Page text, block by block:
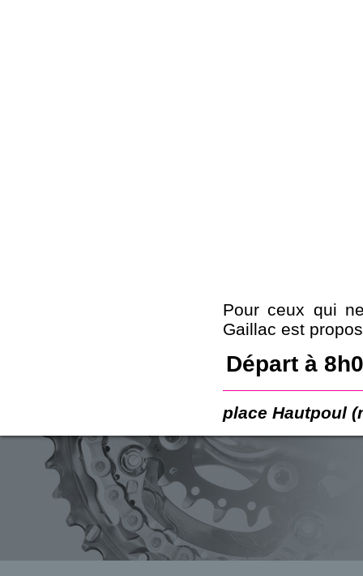
Pour ceux qui
Gaillac est
Départ à
place Hautpoul